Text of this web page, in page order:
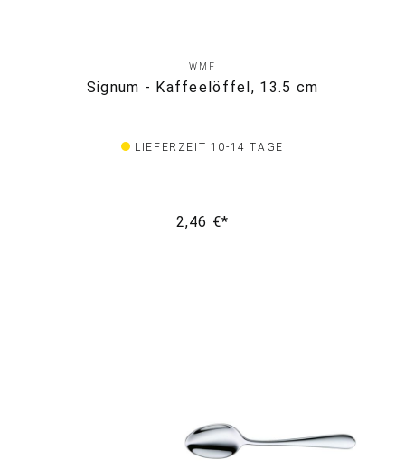
WMF
Signum - Kaffeelöffel, 13.5 cm
LIEFERZEIT 10-14 TAGE
2,46 €*